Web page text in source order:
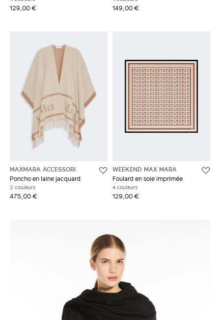
129,00 € 149,00 €
MAXMARA ACCESSORI
Poncho en laine jacquard
2 couleurs
475,00 €
WEEKEND MAX MARA
Foulard en soie imprimée
4 couleurs
129,00 €